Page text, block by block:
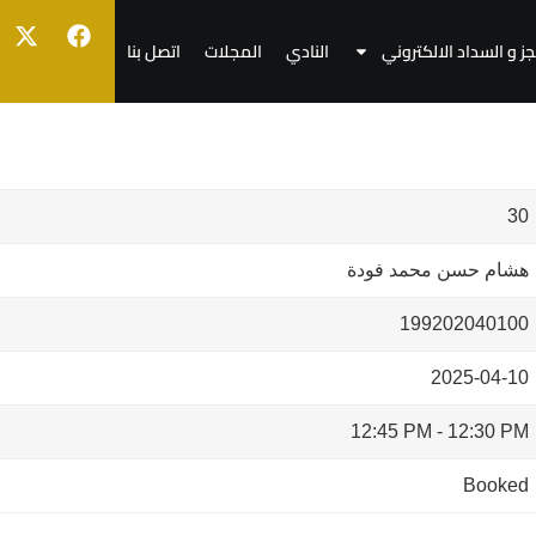
و السداد الالكتروني النادي المجلات اتصل بنا
30
هشام حسن محمد فودة
199202040100
2025-04-10
12:30 PM
-
12:45 PM
Booked